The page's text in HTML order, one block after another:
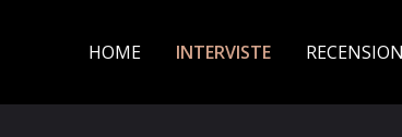
HOME INTERVISTE